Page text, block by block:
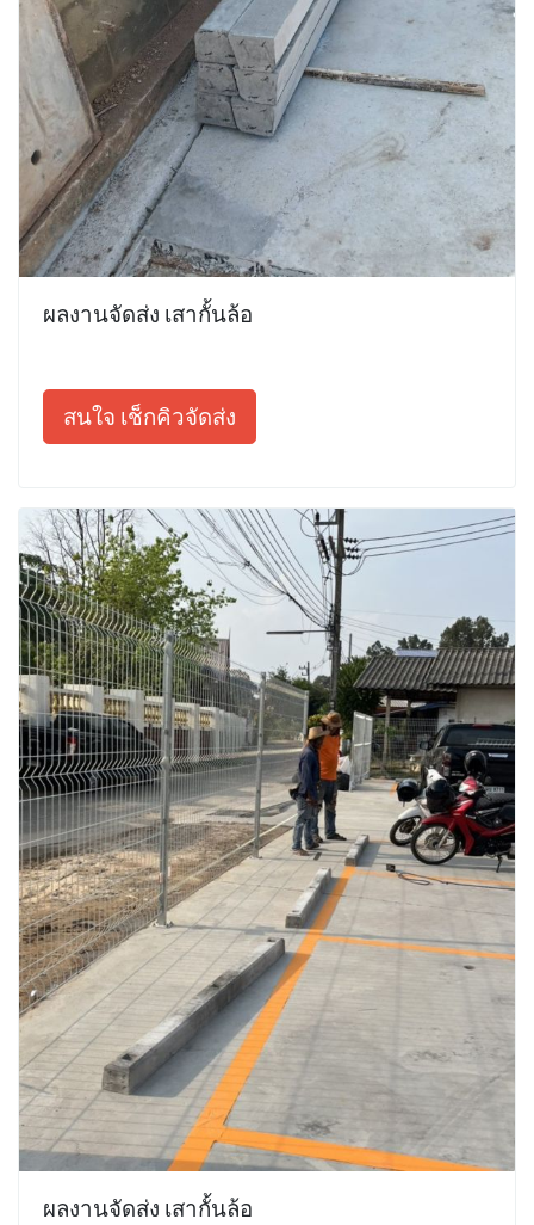
ผลงานจัดส่ง เสากั้นล้อ
สนใจ เช็กคิวจัดส่ง
ผลงานจัดส่ง เสากั้นล้อ